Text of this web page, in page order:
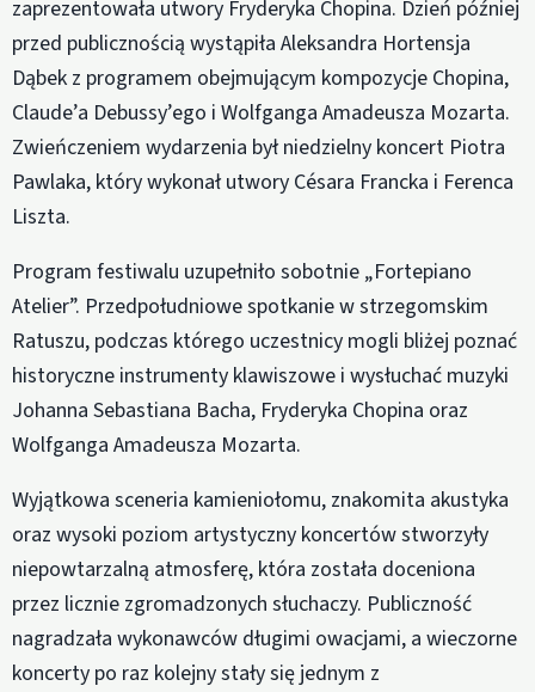
zaprezentowała utwory Fryderyka Chopina. Dzień później
przed publicznością wystąpiła Aleksandra Hortensja
Dąbek z programem obejmującym kompozycje Chopina,
Claude’a Debussy’ego i Wolfganga Amadeusza Mozarta.
Zwieńczeniem wydarzenia był niedzielny koncert Piotra
Pawlaka, który wykonał utwory Césara Francka i Ferenca
Liszta.
Program festiwalu uzupełniło sobotnie „Fortepiano
Atelier”. Przedpołudniowe spotkanie w strzegomskim
Ratuszu, podczas którego uczestnicy mogli bliżej poznać
historyczne instrumenty klawiszowe i wysłuchać muzyki
Johanna Sebastiana Bacha, Fryderyka Chopina oraz
Wolfganga Amadeusza Mozarta.
Wyjątkowa sceneria kamieniołomu, znakomita akustyka
oraz wysoki poziom artystyczny koncertów stworzyły
niepowtarzalną atmosferę, która została doceniona
przez licznie zgromadzonych słuchaczy. Publiczność
nagradzała wykonawców długimi owacjami, a wieczorne
koncerty po raz kolejny stały się jednym z